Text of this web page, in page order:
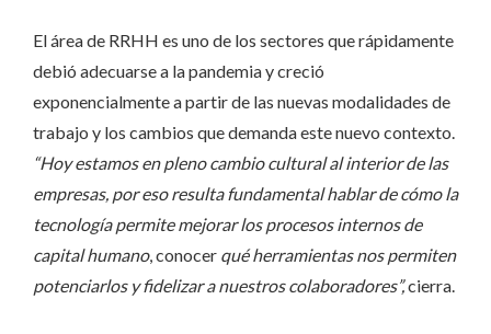
El área de RRHH es uno de los sectores que rápidamente
debió adecuarse a la pandemia y creció
exponencialmente a partir de las nuevas modalidades de
trabajo y los cambios que demanda este nuevo contexto.
“Hoy estamos en pleno cambio cultural al interior de las
empresas, por eso resulta fundamental hablar de cómo la
tecnología permite mejorar los procesos internos de
capital humano, conocer qué herramientas nos permiten
potenciarlos y fidelizar a nuestros colaboradores”,cierra.